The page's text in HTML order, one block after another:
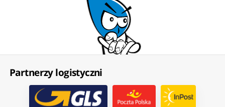
Partnerzy logistyczni